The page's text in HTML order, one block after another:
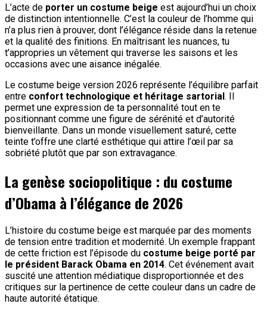
L’acte de porter un costume beige est aujourd’hui un choix
de distinction intentionnelle. C’est la couleur de l’homme qui
n’a plus rien à prouver, dont l’élégance réside dans la retenue
et la qualité des finitions. En maîtrisant les nuances, tu
t’appropries un vêtement qui traverse les saisons et les
occasions avec une aisance inégalée.
Le costume beige version 2026 représente l’équilibre parfait
entre confort technologique et héritage sartorial. Il
permet une expression de ta personnalité tout en te
positionnant comme une figure de sérénité et d’autorité
bienveillante. Dans un monde visuellement saturé, cette
teinte t’offre une clarté esthétique qui attire l’œil par sa
sobriété plutôt que par son extravagance.
La genèse sociopolitique : du costume
d’Obama à l’élégance de 2026
L’histoire du costume beige est marquée par des moments
de tension entre tradition et modernité. Un exemple frappant
de cette friction est l’épisode du costume beige porté par
le président Barack Obama en 2014. Cet événement avait
suscité une attention médiatique disproportionnée et des
critiques sur la pertinence de cette couleur dans un cadre de
haute autorité étatique.